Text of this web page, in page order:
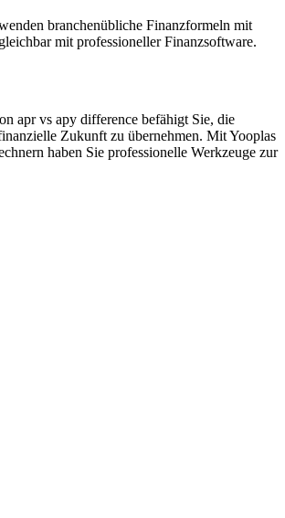
branchenübliche Finanzformeln mit
mit professioneller Finanzsoftware.
apr vs apy difference befähigt Sie, die
Zukunft zu übernehmen. Mit Yooplas
haben Sie professionelle Werkzeuge zur